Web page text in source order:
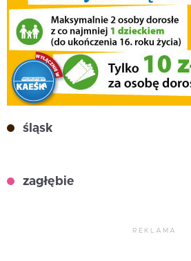
śląsk
zagłębie
REKLAMA